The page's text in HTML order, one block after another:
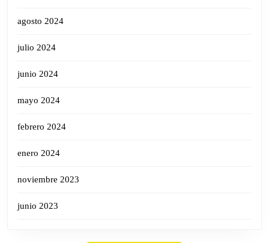
agosto 2024
julio 2024
junio 2024
mayo 2024
febrero 2024
enero 2024
noviembre 2023
junio 2023